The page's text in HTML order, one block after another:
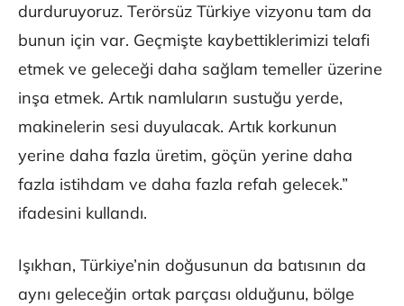
durduruyoruz. Terörsüz Türkiye vizyonu tam da
bunun için var. Geçmişte kaybettiklerimizi telafi
etmek ve geleceği daha sağlam temeller üzerine
inşa etmek. Artık namluların sustuğu yerde,
makinelerin sesi duyulacak. Artık korkunun
yerine daha fazla üretim, göçün yerine daha
fazla istihdam ve daha fazla refah gelecek.”
ifadesini kullandı.
Işıkhan, Türkiye’nin doğusunun da batısının da
aynı geleceğin ortak parçası olduğunu, bölge